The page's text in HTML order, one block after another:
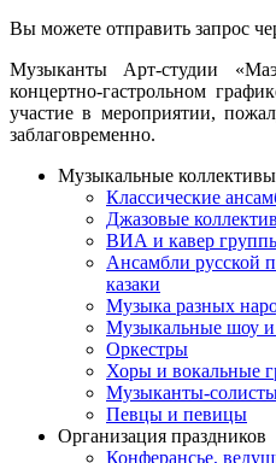
Вы можете отправить запрос
Музыканты Арт-студии
концертно-гастрольном
участие в мероприятии,
заблаговременно.
Музыкальные коллективы
Классические
Джазовые
ВИА и кавер
Ансамбли русской
казаки
Музыка разных
Музыкальные шоу и
Оркестры
Хоры и вокальные
Музыканты-
Певцы и певицы
Организация праздников
Конферансье,